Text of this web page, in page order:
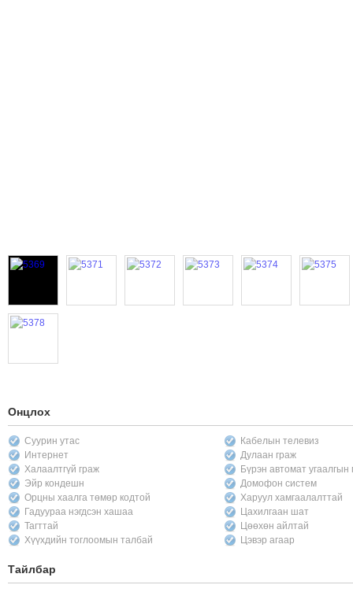
Онцлох
Суурин утас
Кабелын телевиз
Интернет
Дулаан граж
Халаалтгүй граж
Бүрэн автомат
Эйр кондешн
Домофон систем
Орцны хаалга төмөр кодтой
Харуул хамгаалалттай
Гадуураа нэгдсэн хашаа
Цахилгаан шат
Тагттай
Цөөхөн айлтай
Хүүхдийн тоглоомын талбай
Цэвэр агаар
Тайлбар